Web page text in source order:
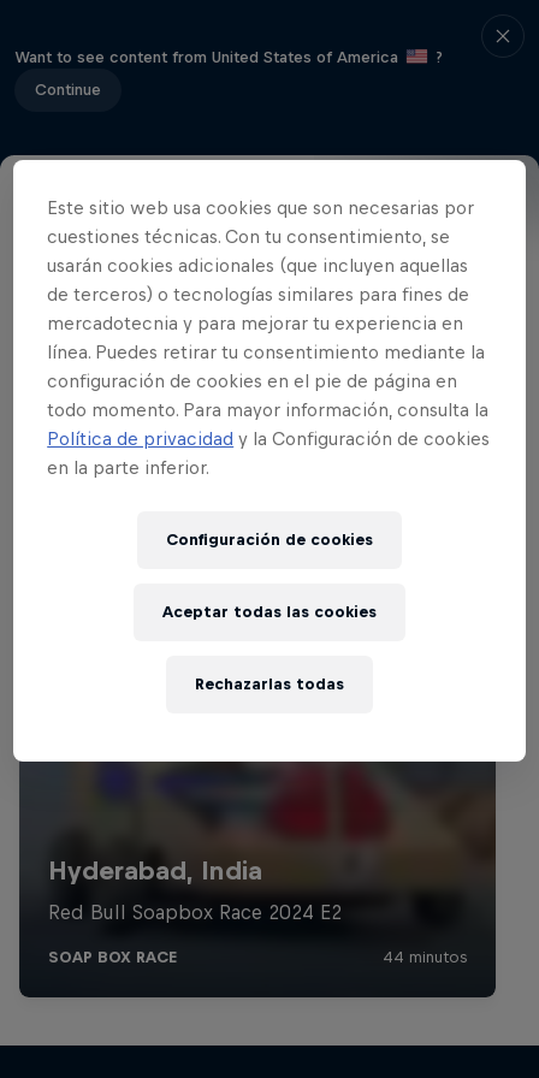
Want to see content from United States of America
?
Continue
Red Bull Soapbox Race - ARGENTINA
Videos relacionados
Este sitio web usa cookies que son necesarias por
cuestiones técnicas. Con tu consentimiento, se
usarán cookies adicionales (que incluyen aquellas
de terceros) o tecnologías similares para fines de
mercadotecnia y para mejorar tu experiencia en
línea. Puedes retirar tu consentimiento mediante la
configuración de cookies en el pie de página en
todo momento. Para mayor información, consulta la
Política de privacidad y la Configuración de cookies
en la parte inferior.
Configuración de cookies
Rechazarlas todas
Aceptar todas las cookies